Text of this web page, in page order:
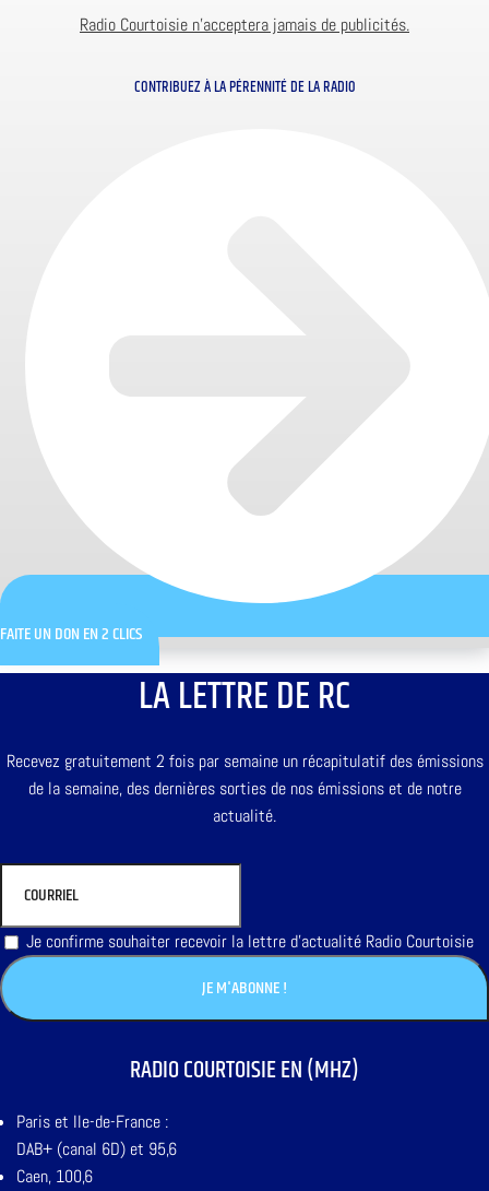
Radio Courtoisie n’acceptera jamais de publicités.
CONTRIBUEZ À LA PÉRENNITÉ DE LA RADIO
FAITE UN DON EN 2 CLICS
LA LETTRE DE RC
Recevez gratuitement 2 fois par semaine un récapitulatif des émissions
de la semaine, des dernières sorties de nos émissions et de notre
actualité.
Je confirme souhaiter recevoir la lettre d'actualité Radio Courtoisie
RADIO COURTOISIE EN (MHZ)
Paris et Ile-de-France :
DAB+ (canal 6D) et 95,6
Caen, 100,6